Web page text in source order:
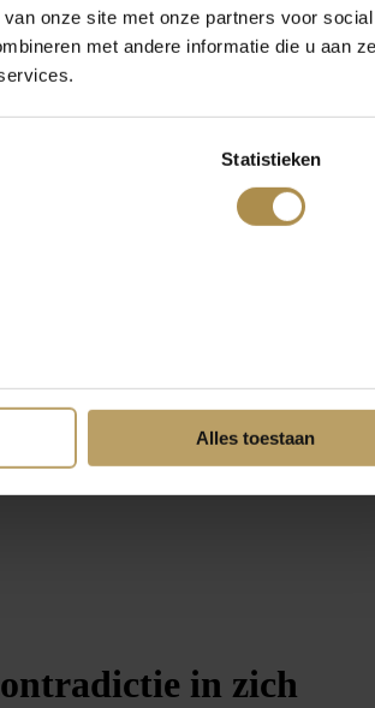
onze site met onze partners voor social
met andere informatie die u aan
Statistieken
Alles toestaan
in zich